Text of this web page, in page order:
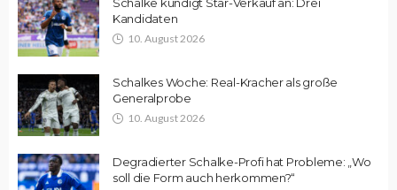
Kandidaten
10. August 2026
Schalkes Woche: Real-Kracher als große
Generalprobe
10. August 2026
Degradierter Schalke-Profi hat Probleme: „Wo
soll die Form auch herkommen?“